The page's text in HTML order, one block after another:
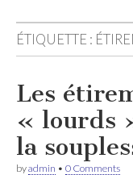
ÉTIQUETTE :
Les
« lourds
la
byadmin • 0 Comments